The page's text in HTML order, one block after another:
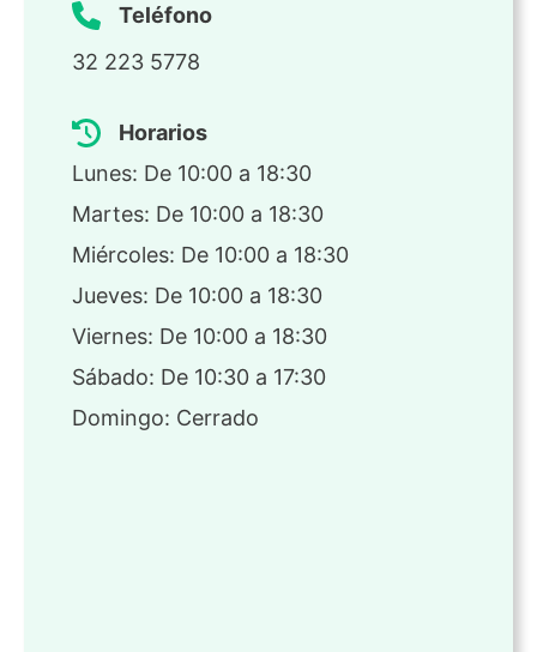
Teléfono
32 223 5778
Horarios
Lunes: De 10:00 a 18:30
Martes: De 10:00 a 18:30
Miércoles: De 10:00 a 18:30
Jueves: De 10:00 a 18:30
Viernes: De 10:00 a 18:30
Sábado: De 10:30 a 17:30
Domingo: Cerrado